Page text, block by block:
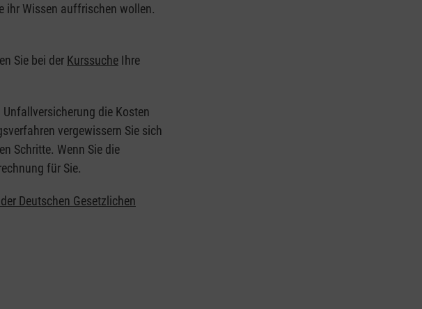
ihr Wissen auffrischen wollen.
Sie bei der Kurssuche Ihre
die Kosten
vergewissern Sie sich
Schritte. Wenn Sie die
für Sie.
Deutschen Gesetzlichen